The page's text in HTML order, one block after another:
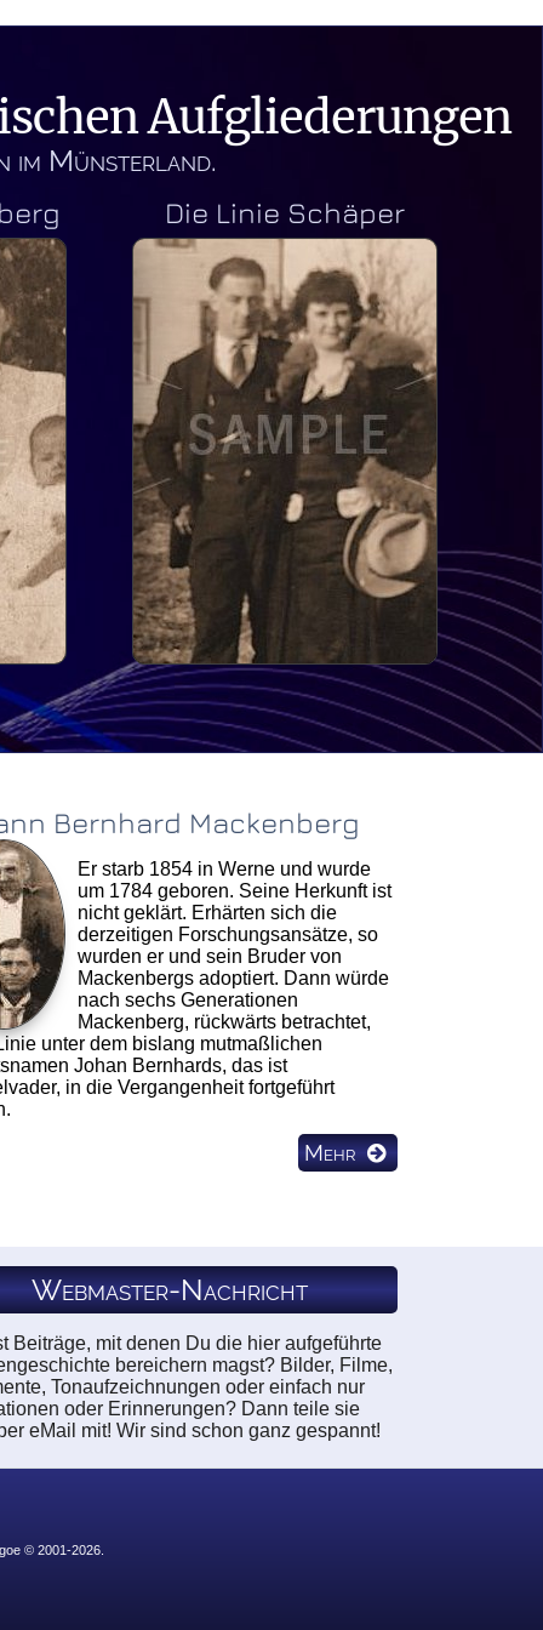
Aufgliederungen
im Münsterland.
Die Linie Schäper
aus
und
1898
1924
Sie
Bernhard Mackenberg
Er starb 1854 in Werne und wurde
um 1784 geboren. Seine Herkunft ist
nicht geklärt. Erhärten sich die
derzeitigen Forschungsansätze, so
wurden er und sein Bruder von
Mackenbergs adoptiert. Dann würde
nach sechs Generationen
Mackenberg, rückwärts betrachtet,
unter dem bislang mutmaßlichen
Johan Bernhards, das ist
in die Vergangenheit fortgeführt
Mehr
Webmaster-Nachricht
Beiträge, mit denen Du die hier aufgeführte
bereichern magst? Bilder, Filme,
Tonaufzeichnungen oder einfach nur
oder Erinnerungen? Dann teile sie
eMail mit! Wir sind schon ganz gespannt!
© 2001-2026.